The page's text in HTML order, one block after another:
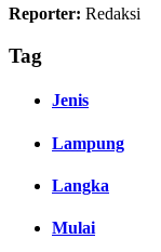
Reporter: Redaksi
Tag
Jenis
Lampung
Langka
Mulai